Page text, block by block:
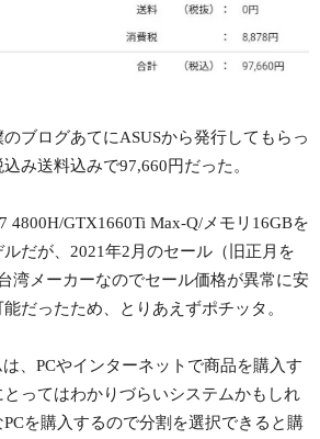
ブログあてにASUSから発行してもらっ
み送料込みで97,660円だった。
4800H/GTX1660Ti Max-Q/メモリ16GBを
だが、2021年2月のセール（旧正月を
湾メーカーなのでセール価格が異常に安
だったため、とりあえずポチッタ。
は、PCやインターネットで商品を購入す
ってはわかりづらいシステムかもしれ
を購入するので分割を選択できると購